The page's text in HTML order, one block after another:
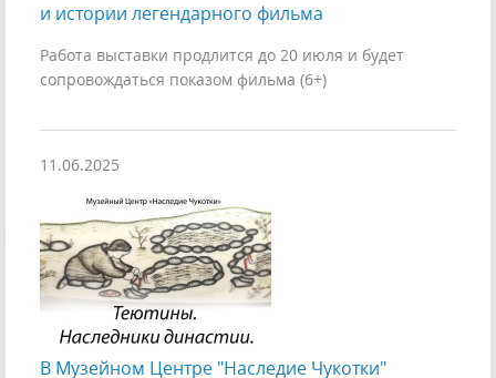
и истории легендарного фильма
Работа выставки продлится до 20 июля и будет
сопровождаться показом фильма (6+)
11.06.2025
В Музейном Центре "Наследие Чукотки"